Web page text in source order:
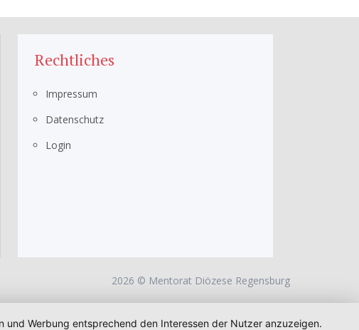
Rechtliches
Impressum
Datenschutz
Login
2026 © Mentorat Diözese Regensburg
Werbung entsprechend den Interessen der Nutzer anzuzeigen.